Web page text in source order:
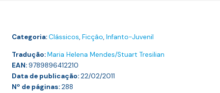
Categoria:Clássicos, Ficção, Infanto-Juvenil
Tradução:Maria Helena Mendes/Stuart Tresilian
EAN:9789896412210
Data de publicação:22/02/2011
Nº de páginas:288